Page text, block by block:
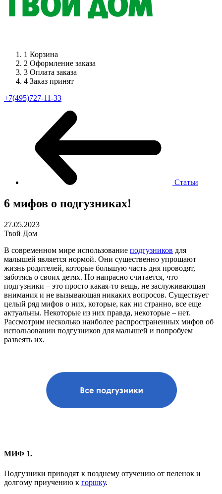
1 Корзина
2 Оформление заказа
3 Оплата заказа
4 Заказ принят
+7(495)727-11-33
Статьи
6 мифов о подгузниках!
27.05.2023
Твой Дом
В современном мире использование подгузников для
малышей является нормой. Они существенно упрощают
жизнь родителей, которые большую часть дня проводят,
заботясь о своих детях. Но напрасно считается, что
подгузники – это просто какая-то вещь, не заслуживающая
внимания и не вызывающая никаких вопросов. Существует
целый ряд мифов о них, которые, как ни странно, все еще
актуальны. Некоторые из них правда, некоторые – нет.
Рассмотрим несколько наиболее распространенных мифов об
использовании подгузников для малышей и попробуем
развеять их.
МИФ 1.
Подгузники приводят к позднему отучению от пеленок и
долгому приучению к горшку.